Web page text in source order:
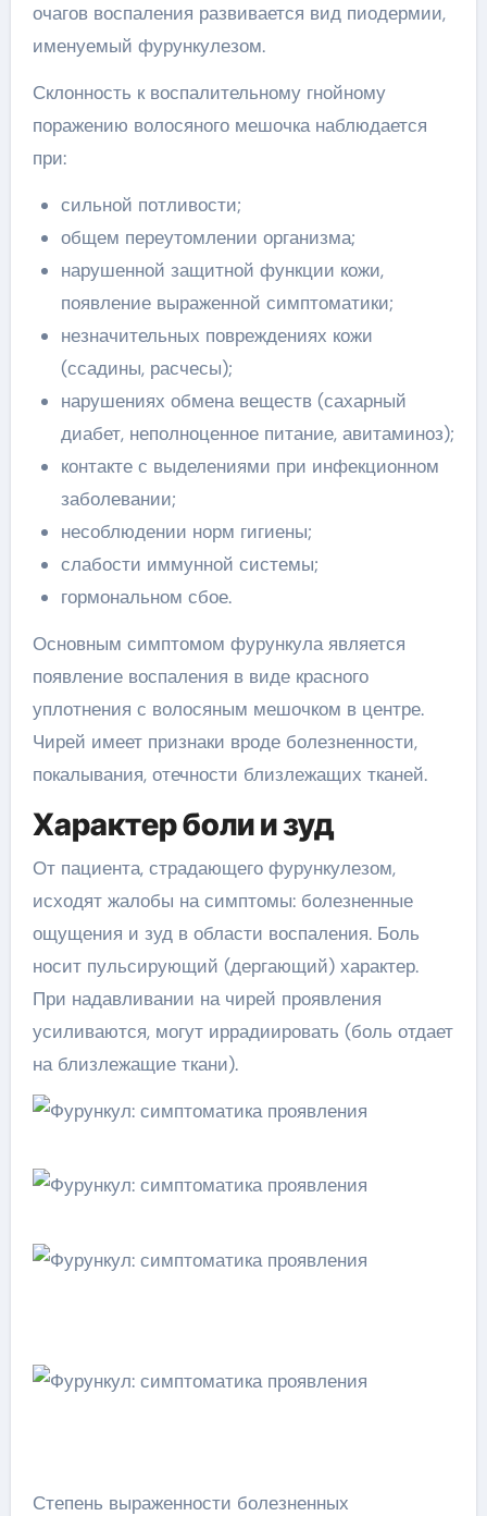
очагов воспаления развивается вид пиодермии,
именуемый фурункулезом.
Склонность к воспалительному гнойному
поражению волосяного мешочка наблюдается
при:
сильной потливости;
общем переутомлении организма;
нарушенной защитной функции кожи,
появление выраженной симптоматики;
незначительных повреждениях кожи
(ссадины, расчесы);
нарушениях обмена веществ (сахарный
диабет, неполноценное питание, авитаминоз);
контакте с выделениями при инфекционном
заболевании;
несоблюдении норм гигиены;
слабости иммунной системы;
гормональном сбое.
Основным симптомом фурункула является
появление воспаления в виде красного
уплотнения с волосяным мешочком в центре.
Чирей имеет признаки вроде болезненности,
покалывания, отечности близлежащих тканей.
Характер боли и зуд
От пациента, страдающего фурункулезом,
исходят жалобы на симптомы: болезненные
ощущения и зуд в области воспаления. Боль
носит пульсирующий (дергающий) характер.
При надавливании на чирей проявления
усиливаются, могут иррадиировать (боль отдает
на близлежащие ткани).
Степень выраженности болезненных